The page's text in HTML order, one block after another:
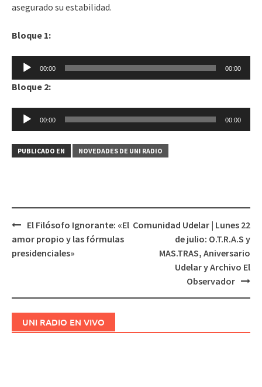
asegurado su estabilidad.
Bloque 1:
Reproductor
audio
00:00 00:00
Bloque 2:
Reproductor
audio
00:00 00:00
PUBLICADO EN NOVEDADES DE UNI RADIO
Navegación
de
entradas
El Filósofo Ignorante: «El
amor propio y las fórmulas
presidenciales»
Comunidad Udelar | Lunes 22
de julio: O.T.R.A.S y
MAS.TRAS, Aniversario
Udelar y Archivo El
Observador
UNI RADIO EN VIVO